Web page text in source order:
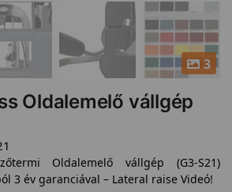
3
Oldalemelő vállgép
Oldalemelő vállgép (G3-S21)
3 év garanciával – Lateral raise Videó!